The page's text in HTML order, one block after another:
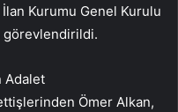
Kurumu Genel Kurulu
görevlendirildi.
Adalet
Ömer Alkan,